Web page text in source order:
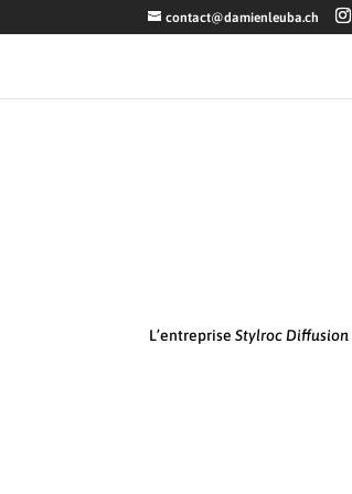
contact@damienleuba.ch
L’entreprise Stylroc Diffusion